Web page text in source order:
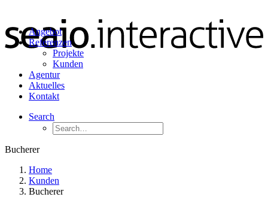
Angebot
Referenzen
Projekte
Kunden
Agentur
Aktuelles
Kontakt
Search
Bucherer
Home
Kunden
Bucherer